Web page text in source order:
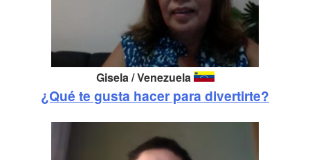
Gisela / Venezuela
¿Qué te gusta hacer para divertirte?